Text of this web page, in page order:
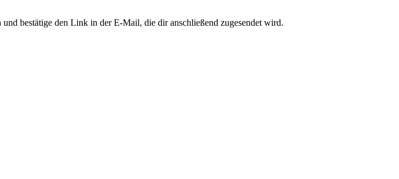
bestätige den Link in der E-Mail, die dir anschließend zugesendet wird.